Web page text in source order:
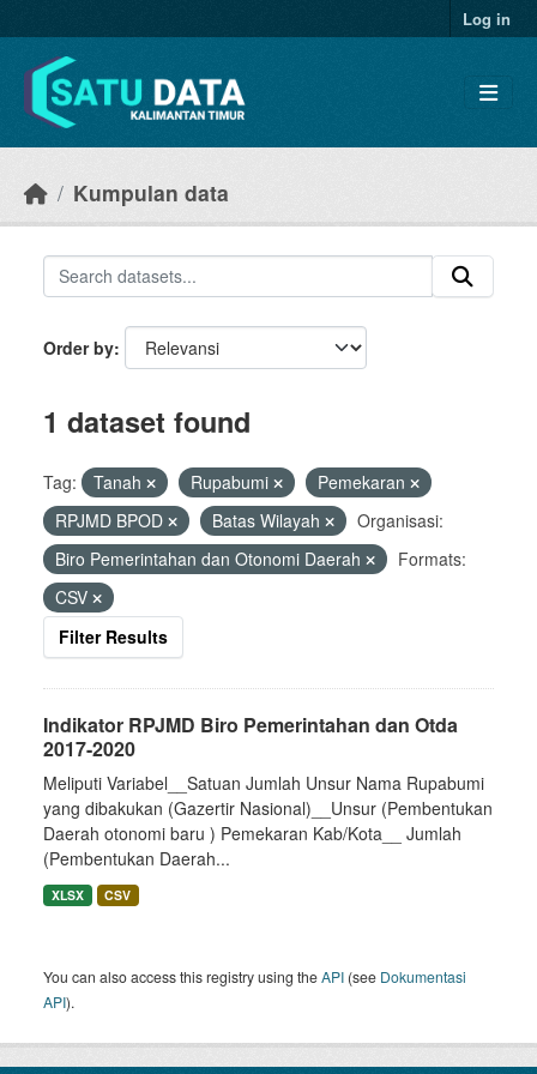
Log in
Kumpulan data
Order by
1 dataset found
Tag: Tanah Rupabumi
Pemekaran
RPJMD BPOD
Batas Wilayah
Organisasi:
Biro Pemerintahan dan Otonomi Daerah
Formats:
CSV
Filter Results
Indikator RPJMD Biro Pemerintahan dan Otda
2017-2020
Meliputi Variabel__Satuan Jumlah Unsur Nama Rupabumi
yang dibakukan (Gazertir Nasional)__Unsur (Pembentukan
Daerah otonomi baru ) Pemekaran Kab/Kota__ Jumlah
(Pembentukan Daerah...
XLSX CSV
You can also access this registry using theAPI (see Dokumentasi
API).